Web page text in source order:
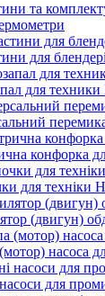
та
для
для техники
конфорка
для техніки
(двигун)
насоса
для